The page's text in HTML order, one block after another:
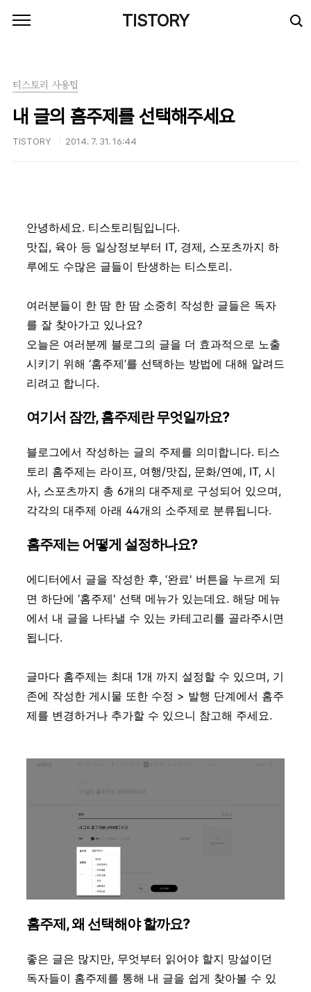
TISTORY
티스토리 사용팁
내 글의 홈주제를 선택해주세요
TISTORY 2014. 7. 31. 16:44
안녕하세요. 티스토리팀입니다.
맛집, 육아 등 일상정보부터 IT, 경제, 스포츠까지 하
루에도 수많은 글들이 탄생하는 티스토리.
여러분들이 한 땀 한 땀 소중히 작성한 글들은 독자
를 잘 찾아가고 있나요?
오늘은 여러분께 블로그의 글을 더 효과적으로 노출
시키기 위해 ‘홈주제’를 선택하는 방법에 대해 알려드
리려고 합니다.
여기서 잠깐, 홈주제란 무엇일까요?
블로그에서 작성하는 글의 주제를 의미합니다. 티스
토리 홈주제는 라이프, 여행/맛집, 문화/연예, IT, 시
사, 스포츠까지 총 6개의 대주제로 구성되어 있으며,
각각의 대주제 아래 44개의 소주제로 분류됩니다.
홈주제는 어떻게 설정하나요?
에디터에서 글을 작성한 후, ‘완료' 버튼을 누르게 되
면 하단에 ‘홈주제' 선택 메뉴가 있는데요. 해당 메뉴
에서 내 글을 나타낼 수 있는 카테고리를 골라주시면
됩니다.
글마다 홈주제는 최대 1개 까지 설정할 수 있으며, 기
존에 작성한 게시물 또한 수정 > 발행 단계에서 홈주
제를 변경하거나 추가할 수 있으니 참고해 주세요.
홈주제, 왜 선택해야 할까요?
좋은 글은 많지만, 무엇부터 읽어야 할지 망설이던
독자들이 홈주제를 통해 내 글을 쉽게 찾아볼 수 있